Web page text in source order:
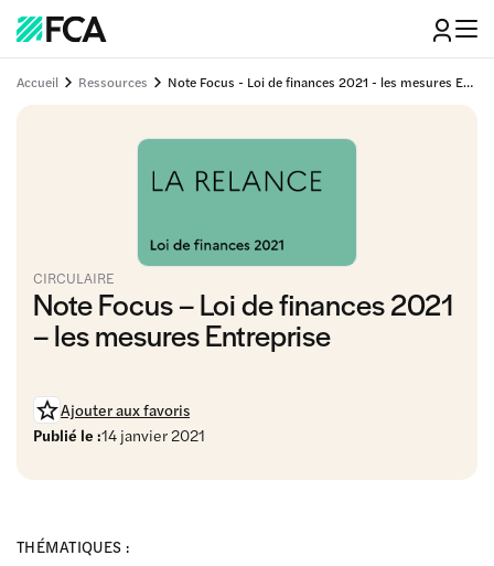
Accueil Ressources Note Focus - Loi de finances 2021 - les mesures Entreprise
CIRCULAIRE
Note Focus – Loi de finances 2021
– les mesures Entreprise
Ajouter aux favoris
Publié le :14 janvier 2021
THÉMATIQUES :